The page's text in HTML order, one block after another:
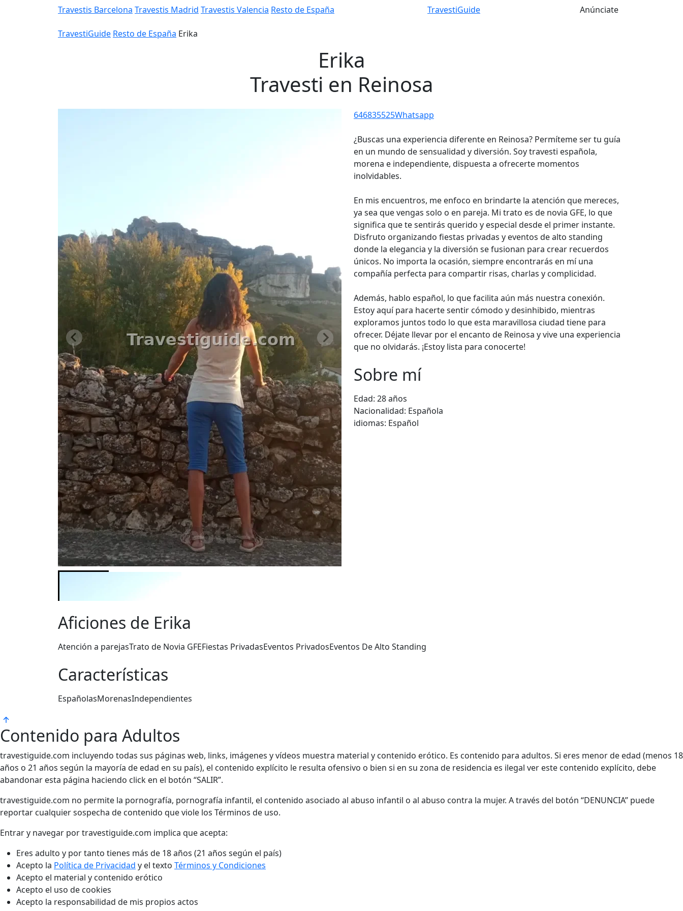
Travestis Barcelona Travestis Madrid Travestis Valencia Resto de España TravestiGuide Anúnciate
TravestiGuide Resto de España Erika
Erika
Travesti en Reinosa
646835525Whatsapp
¿Buscas una experiencia diferente en Reinosa? Permíteme ser tu guía
en un mundo de sensualidad y diversión. Soy travesti española,
morena e independiente, dispuesta a ofrecerte momentos
inolvidables.
En mis encuentros, me enfoco en brindarte la atención que mereces,
ya sea que vengas solo o en pareja. Mi trato es de novia GFE, lo que
significa que te sentirás querido y especial desde el primer instante.
Disfruto organizando fiestas privadas y eventos de alto standing
donde la elegancia y la diversión se fusionan para crear recuerdos
únicos. No importa la ocasión, siempre encontrarás en mí una
compañía perfecta para compartir risas, charlas y complicidad.
Además, hablo español, lo que facilita aún más nuestra conexión.
Estoy aquí para hacerte sentir cómodo y desinhibido, mientras
exploramos juntos todo lo que esta maravillosa ciudad tiene para
ofrecer. Déjate llevar por el encanto de Reinosa y vive una experiencia
que no olvidarás. ¡Estoy lista para conocerte!
Sobre mí
Edad: 28 años
Nacionalidad: Española
idiomas: Español
Aficiones de Erika
Atención a parejasTrato de Novia GFEFiestas PrivadasEventos PrivadosEventos De Alto Standing
Características
EspañolasMorenasIndependientes
Contenido para Adultos
travestiguide.com incluyendo todas sus páginas web, links, imágenes y vídeos muestra material y contenido erótico. Es contenido para adultos. Si eres menor de edad (menos 18
años o 21 años según la mayoría de edad en su país), el contenido explícito le resulta ofensivo o bien si en su zona de residencia es ilegal ver este contenido explícito, debe
abandonar esta página haciendo click en el botón “SALIR”.
travestiguide.com no permite la pornografía, pornografía infantil, el contenido asociado al abuso infantil o al abuso contra la mujer. A través del botón “DENUNCIA” puede
reportar cualquier sospecha de contenido que viole los Términos de uso.
Entrar y navegar por travestiguide.com implica que acepta:
Eres adulto y por tanto tienes más de 18 años (21 años según el país)
Acepto la Política de Privacidad y el texto Términos y Condiciones
Acepto el material y contenido erótico
Acepto el uso de cookies
Acepto la responsabilidad de mis propios actos